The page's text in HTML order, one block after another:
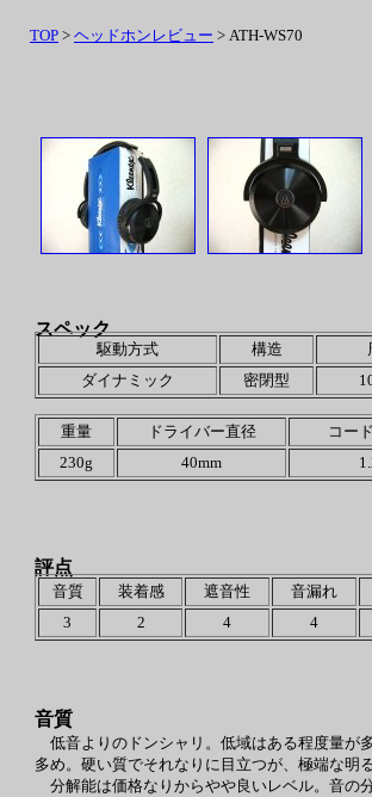
音質
低音よりのドンシャリ。低域はある程度量が
多め。硬い質でそれなりに目立つが、極端な明
分解能は価格なりからやや良いレベル。音の
スペック
駆動方式 構造
ダイナミック
密閉型
重量 ドライバー直径 コー
230g
40mm
評点
音質 装着感 遮音性 音漏れ
3
2 4 4
TOP > ヘッドホンレビュー > ATH-WS70